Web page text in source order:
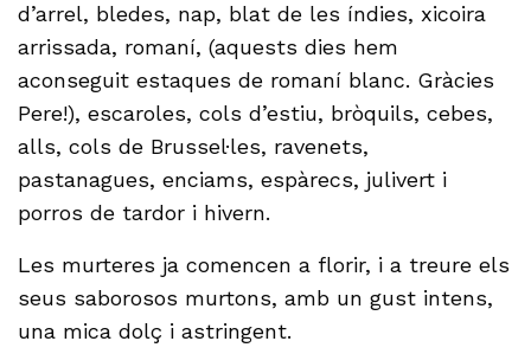
d’arrel, bledes, nap, blat de les índies, xicoira
arrissada, romaní, (aquests dies hem
aconseguit estaques de romaní blanc. Gràcies
Pere!), escaroles, cols d’estiu, bròquils, cebes,
alls, cols de Brussel·les, ravenets,
pastanagues, enciams, espàrecs, julivert i
porros de tardor i hivern.
Les murteres ja comencen a florir, i a treure els
seus saborosos murtons, amb un gust intens,
una mica dolç i astringent.